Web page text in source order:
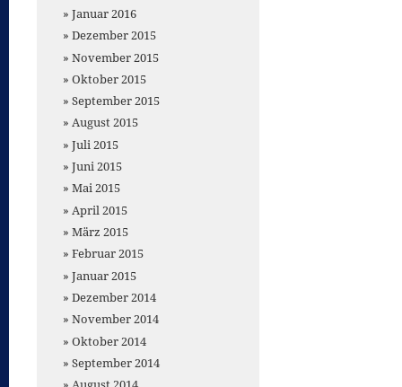
Januar 2016
Dezember 2015
November 2015
Oktober 2015
September 2015
August 2015
Juli 2015
Juni 2015
Mai 2015
April 2015
März 2015
Februar 2015
Januar 2015
Dezember 2014
November 2014
Oktober 2014
September 2014